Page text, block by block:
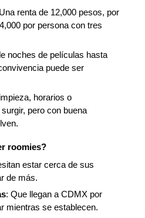
renta de 12,000 pesos, por
por persona con tres
noches de películas hasta
puede ser
horarios o
pero con buena
roomies?
estar cerca de sus
de más.
: Que llegan a CDMX por
mientras se establecen.